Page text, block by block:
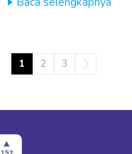
1 2 3